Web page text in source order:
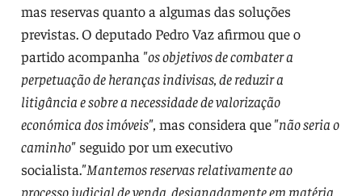
mas reservas quanto a algumas das soluções
previstas. O deputado Pedro Vaz afirmou que o
partido acompanha "os objetivos de combater a
perpetuação de heranças indivisas, de reduzir a
litigância e sobre a necessidade de valorização
económica dos imóveis", mas considera que"não seria o
caminho"seguido por um executivo
socialista."Mantemos reservas relativamente ao
processo judicial de venda, designadamente em matéria